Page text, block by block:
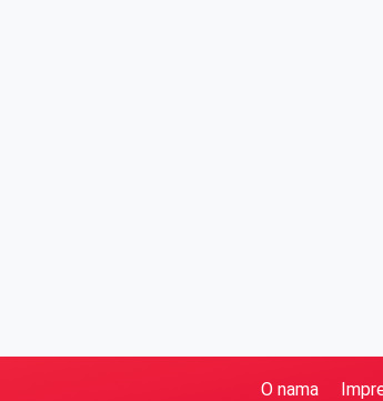
O nama